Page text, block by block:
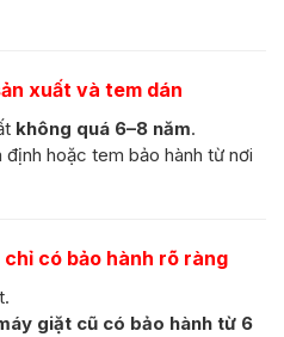
xuất và tem dán
không quá 6–8 năm.
hoặc tem bảo hành từ nơi
có bảo hành rõ ràng
giặt cũ có bảo hành từ 6